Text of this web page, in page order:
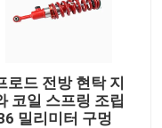
로드 전방 현탁 지
코일 스프링 조립
밀리미터 구멍